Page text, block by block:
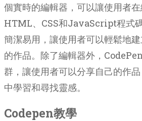
個實時的編輯器，可以讓使用者
HTML、CSS和JavaScript程式
簡潔易用，讓使用者可以輕鬆地
的作品。除了編輯器外，
群，讓使用者可以分享自己的作
中學習和尋找靈感。
Codepen教學